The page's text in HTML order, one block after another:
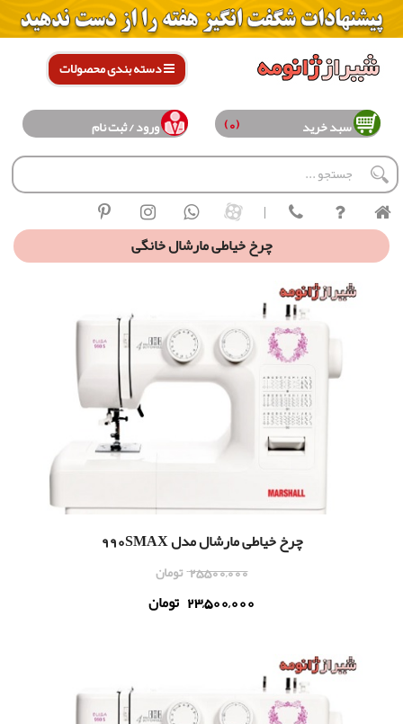
دسته بندی محصولات
سبد خرید (0) ورود / ثبت نام
|
چرخ خیاطی مارشال خانگی
چرخ خیاطی مارشال مدل 990SMAX
25,500,000 تومان
23,500,000 تومان